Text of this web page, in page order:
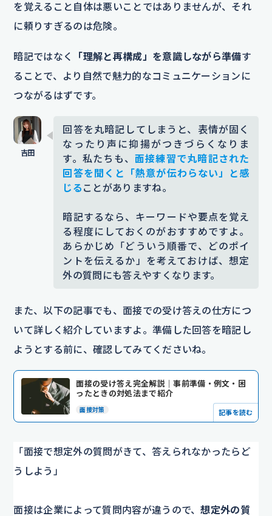
を覚えること自体は悪いことではありませんが、それ
に頼りすぎるのは危険。
暗記ではなく 「理解と再構成」を意識しながら準備す
ることで、より自然で魅力的なコミュニケーションに
つながるはずです。
回答を丸暗記してしまうと、表情が固く
なったり声に抑揚がつきづらくなりま
す。私たちも、 面接練習で丸暗記された
回答を聞くと「熱意が伝わらない」と感
じる ことがありますね。
暗記するなら、キーワードや要点を覚え
る程度にしておくのがおすすめですよ。
あらかじめ「どういう順番で、どのポイ
ントを伝えるか」を考えておけば、想定
外の質問にも答えやすくなります。
また、以下の記事でも、面接での受け答えの仕方につ
いて詳しく紹介していますよ。準備した回答を暗記し
ようとする前に、確認してみてくださいね。
面接の受け答え完全解説｜事前準備・例文・困
ったときの対処法まで紹介
面接対策 記事を読む
「面接で想定外の質問がきて、答えられなかったらど
うしよう」
面接は企業によって質問内容が違うので、想定外の質